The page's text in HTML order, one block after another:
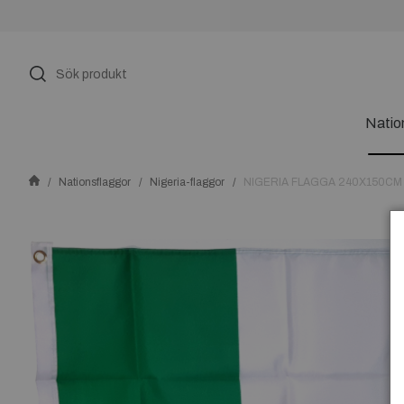
Nationsflaggor Nigeria-flaggor NIGERIA FLAGGA